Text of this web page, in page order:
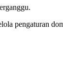
pengaturan